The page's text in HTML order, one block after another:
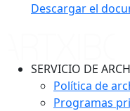
Descargar el
SERVICIO DE
Política de
Programas